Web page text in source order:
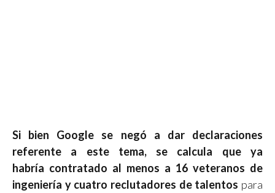
Si bien Google se negó a dar declaraciones
referente a este tema, se calcula que ya
habría contratado al menos a 16 veteranos de
ingeniería y cuatro reclutadores de talentos para